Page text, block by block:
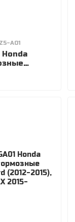
A01
Acura
Pilot